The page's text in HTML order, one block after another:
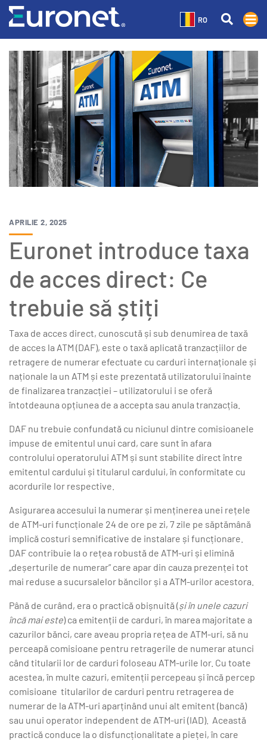
RO
APRILIE 2, 2025
Euronet introduce taxa
de acces direct: Ce
trebuie să știți
Taxa de acces direct, cunoscută și sub denumirea de taxă
de acces la ATM (DAF), este o taxă aplicată tranzacțiilor de
retragere de numerar efectuate cu carduri internaționale și
naționale la un ATM și este prezentată utilizatorului înainte
de finalizarea tranzacției – utilizatorului i se oferă
întotdeauna opțiunea de a accepta sau anula tranzacția.
DAF nu trebuie confundată cu niciunul dintre comisioanele
impuse de emitentul unui card, care sunt în afara
controlului operatorului ATM și sunt stabilite direct între
emitentul cardului și titularul cardului, în conformitate cu
acordurile lor respective.
Asigurarea accesului la numerar și menținerea unei rețele
de ATM-uri funcționale 24 de ore pe zi, 7 zile pe săptămână
implică costuri semnificative de instalare și funcționare.
DAF contribuie la o rețea robustă de ATM-uri și elimină
„deșerturile de numerar” care apar din cauza prezenței tot
mai reduse a sucursalelor băncilor și a ATM-urilor acestora.
Până de curând, era o practică obișnuită (și în unele cazuri
încă mai este) ca emitenții de carduri, în marea majoritate a
cazurilor bănci, care aveau propria rețea de ATM-uri, să nu
perceapă comisioane pentru retragerile de numerar atunci
când titularii lor de carduri foloseau ATM-urile lor. Cu toate
acestea, în multe cazuri, emitenții percepeau și încă percep
comisioane titularilor de carduri pentru retragerea de
numerar de la ATM-uri aparținând unui alt emitent (bancă)
sau unui operator independent de ATM-uri (IAD). Această
practică conduce la o disfuncționalitate a pieței, în care